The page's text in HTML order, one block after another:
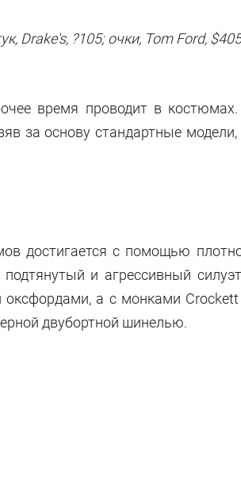
Drake's, ?105; очки, Tom Ford,
время проводит в
за основу стандартные
достигается с помощью
и агрессивный
а с монками Crockett
двубортной шинелью.